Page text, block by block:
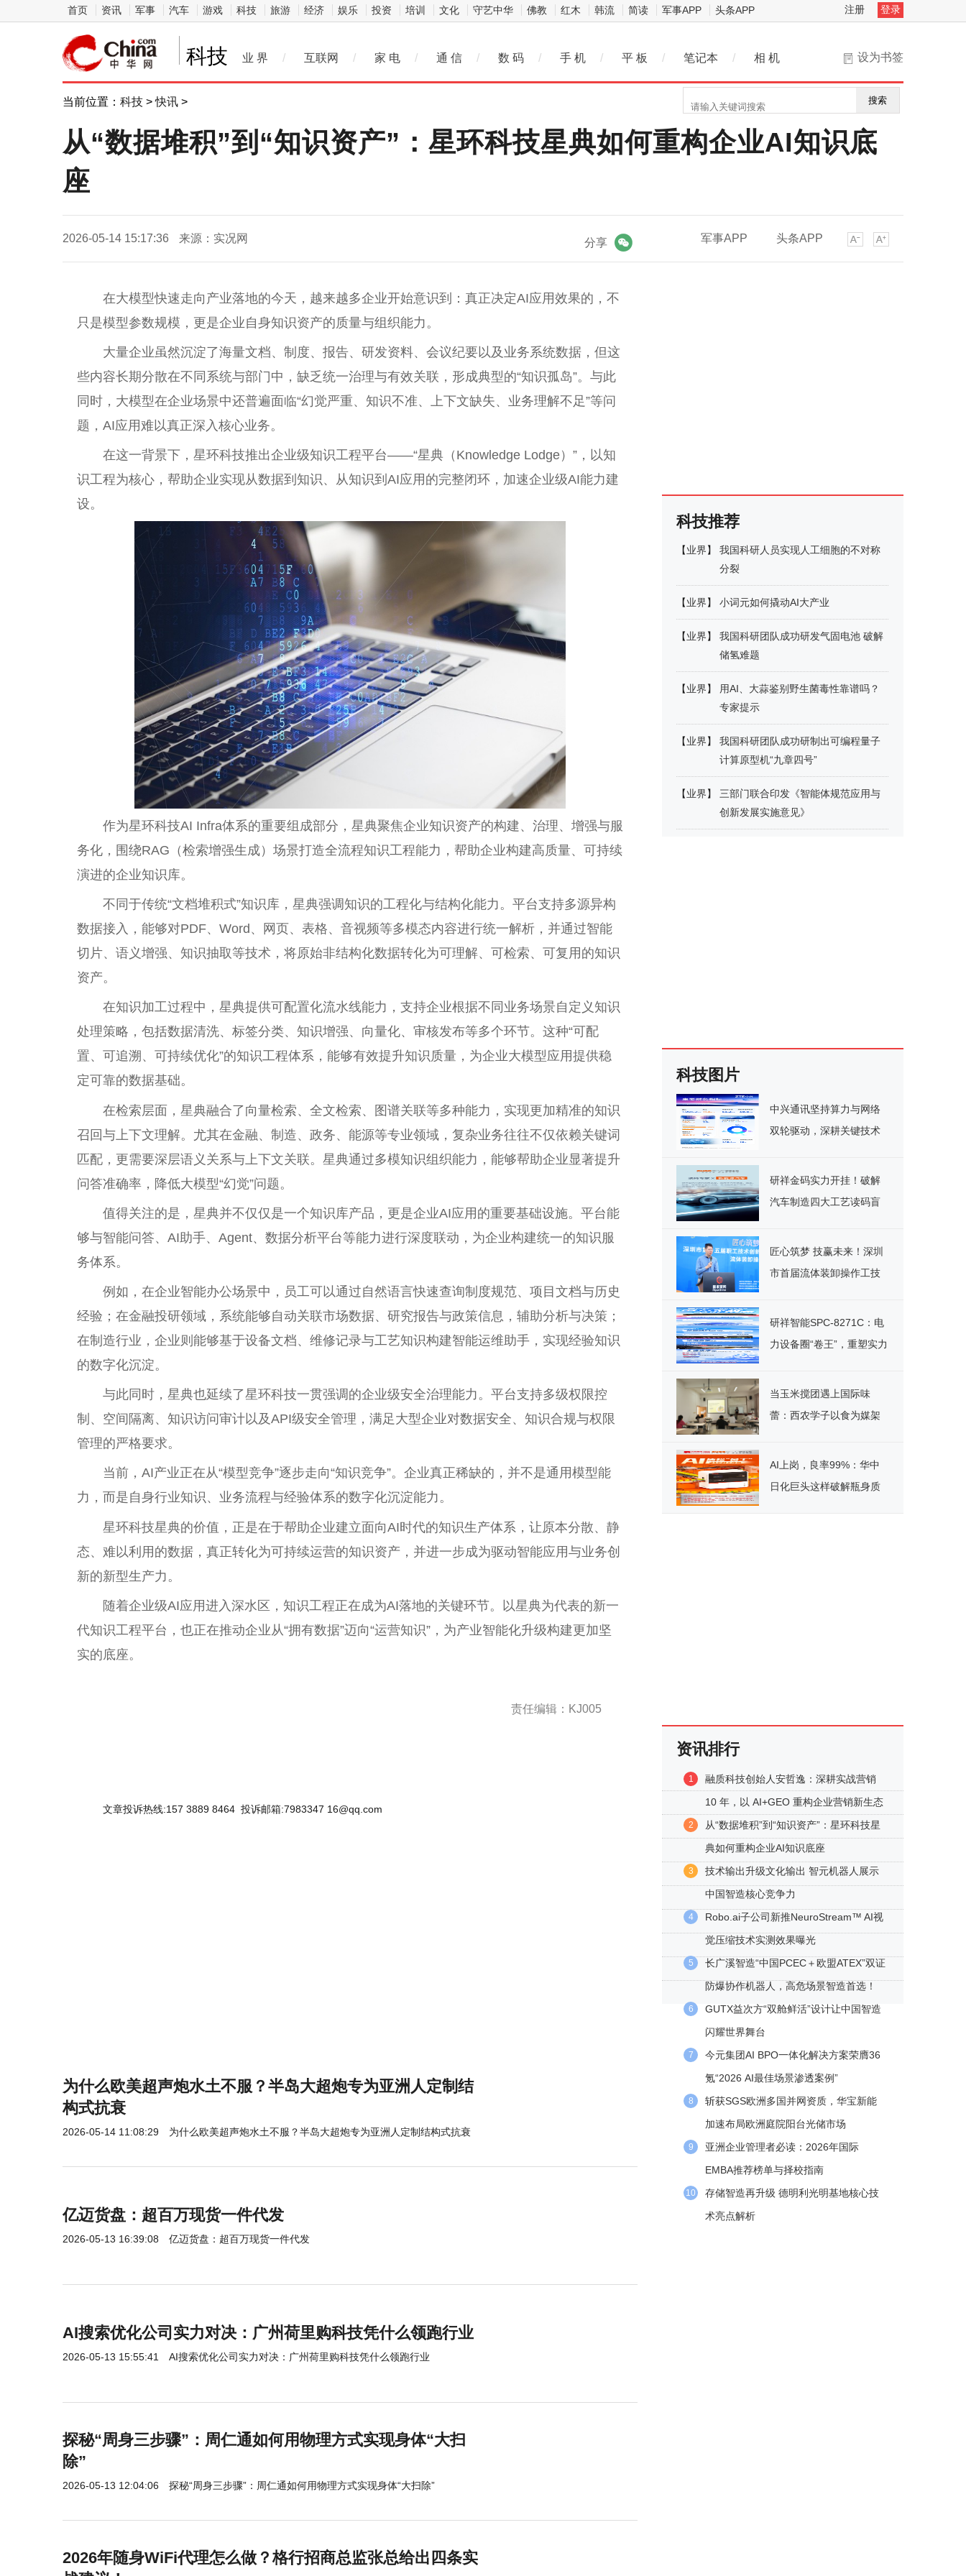
首页 资讯 军事 汽车 游戏 科技 旅游 经济 娱乐 投资 培训 文化 守艺中华 佛教 红木 韩流 简读 军事APP 头条APP 注册 登录
科技 设为书签
业 界 / 互联网 / 家 电 / 通 信 / 数 码 / 手 机 / 平 板 / 笔记本 / 相 机
当前位置： 科技 >快讯 > 搜索
从“数据堆积”到“知识资产”：星环科技星典如何重构企业AI知识底
座
2026-05-14 15:17:36 来源：实况网 军事APP 头条APP
分享
在大模型快速走向产业落地的今天，越来越多企业开始意识到：真正决定AI应用效果的，不
只是模型参数规模，更是企业自身知识资产的质量与组织能力。
大量企业虽然沉淀了海量文档、制度、报告、研发资料、会议纪要以及业务系统数据，但这
些内容长期分散在不同系统与部门中，缺乏统一治理与有效关联，形成典型的“知识孤岛”。与此
同时，大模型在企业场景中还普遍面临“幻觉严重、知识不准、上下文缺失、业务理解不足”等问
题，AI应用难以真正深入核心业务。
在这一背景下，星环科技推出企业级知识工程平台——“星典（Knowledge Lodge）”，以知
识工程为核心，帮助企业实现从数据到知识、从知识到AI应用的完整闭环，加速企业级AI能力建
设。
作为星环科技AI Infra体系的重要组成部分，星典聚焦企业知识资产的构建、治理、增强与服
务化，围绕RAG（检索增强生成）场景打造全流程知识工程能力，帮助企业构建高质量、可持续
演进的企业知识库。
不同于传统“文档堆积式”知识库，星典强调知识的工程化与结构化能力。 平台支持多源异构
数据接入，能够对PDF、Word、网页、表格、音视频等多模态内容进行统一解析，并通过智能
切片、语义增强、知识抽取等技术，将原始非结构化数据转化为可理解、可检索、可复用的知识
资产。
在知识加工过程中，星典提供可配置化流水线能力，支持企业根据不同业务场景自定义知识
处理策略，包括数据清洗、标签分类、知识增强、向量化、审核发布等多个环节。这种“可配
置、可追溯、可持续优化”的知识工程体系，能够有效提升知识质量，为企业大模型应用提供稳
定可靠的数据基础。
在检索层面，星典融合了向量检索、全文检索、图谱关联等多种能力，实现更加精准的知识
召回与上下文理解。尤其在金融、制造、政务、能源等专业领域，复杂业务往往不仅依赖关键词
匹配，更需要深层语义关系与上下文关联。星典通过多模知识组织能力，能够帮助企业显著提升
问答准确率，降低大模型“幻觉”问题。
值得关注的是，星典并不仅仅是一个知识库产品，更是企业AI应用的重要基础设施。 平台能
够与智能问答、AI助手、Agent、数据分析平台等能力进行深度联动，为企业构建统一的知识服
务体系。
例如，在企业智能办公场景中，员工可以通过自然语言快速查询制度规范、项目文档与历史
经验；在金融投研领域，系统能够自动关联市场数据、研究报告与政策信息，辅助分析与决策；
在制造行业，企业则能够基于设备文档、维修记录与工艺知识构建智能运维助手，实现经验知识
的数字化沉淀。
与此同时，星典也延续了星环科技一贯强调的企业级安全治理能力。 平台支持多级权限控
制、空间隔离、知识访问审计以及API级安全管理，满足大型企业对数据安全、知识合规与权限
管理的严格要求。
当前，AI产业正在从“模型竞争”逐步走向“知识竞争”。企业真正稀缺的，并不是通用模型能
力，而是自身行业知识、业务流程与经验体系的数字化沉淀能力。
星环科技星典的价值，正是在于帮助企业建立面向AI时代的知识生产体系，让原本分散、静
态、难以利用的数据，真正转化为可持续运营的知识资产，并进一步成为驱动智能应用与业务创
新的新型生产力。
随着企业级AI应用进入深水区，知识工程正在成为AI落地的关键环节。以星典为代表的新一
代知识工程平台 ，也正在推动企业从“拥有数据”迈向“运营知识”，为产业智能化升级构建更加坚
实的底座。
责任编辑：KJ005
文章投诉热线:157 3889 8464 投诉邮箱:7983347 16@qq.com
为什么欧美超声炮水土不服？半岛大超炮专为亚洲人定制结
构式抗衰
2026-05-14 11:08:29 为什么欧美超声炮水土不服？半岛大超炮专为亚洲人定制结构式抗衰
亿迈货盘：超百万现货一件代发
2026-05-13 16:39:08 亿迈货盘：超百万现货一件代发
AI搜索优化公司实力对决：广州荷里购科技凭什么领跑行业
2026-05-13 15:55:41 AI搜索优化公司实力对决：广州荷里购科技凭什么领跑行业
探秘“周身三步骤”：周仁通如何用物理方式实现身体“大扫
除”
2026-05-13 12:04:06 探秘“周身三步骤”：周仁通如何用物理方式实现身体“大扫除”
2026年随身WiFi代理怎么做？格行招商总监张总给出四条实
科技推荐
【业界】
我国科研人员实现人工细胞的不对称
分裂
【业界】 小词元如何撬动AI大产业
【业界】
我国科研团队成功研发气固电池 破解
储氢难题
【业界】
用AI、大蒜鉴别野生菌毒性靠谱吗？
专家提示
【业界】
我国科研团队成功研制出可编程量子
计算原型机“九章四号”
【业界】
三部门联合印发《智能体规范应用与
创新发展实施意见》
科技图片
中兴通讯坚持算力与网络
双轮驱动，深耕关键技术
研祥金码实力开挂！破解
汽车制造四大工艺读码盲
匠心筑梦 技赢未来！深圳
市首届流体装卸操作工技
研祥智能SPC-8271C：电
力设备圈“卷王”，重塑实力
当玉米搅团遇上国际味
蕾：西农学子以食为媒架
AI上岗，良率99%：华中
日化巨头这样破解瓶身质
资讯排行
1
融质科技创始人安哲逸：深耕实战营销
10 年，以 AI+GEO 重构企业营销新生态
2
从“数据堆积”到“知识资产”：星环科技星
典如何重构企业AI知识底座
3
技术输出升级文化输出 智元机器人展示
中国智造核心竞争力
4
Robo.ai子公司新推NeuroStream™ AI视
觉压缩技术实测效果曝光
5
长广溪智造“中国PCEC＋欧盟ATEX”双证
防爆协作机器人，高危场景智造首选！
6
GUTX益次方“双舱鲜活”设计让中国智造
闪耀世界舞台
7
今元集团AI BPO一体化解决方案荣膺36
氪“2026 AI最佳场景渗透案例”
8
斩获SGS欧洲多国并网资质，华宝新能
加速布局欧洲庭院阳台光储市场
9
亚洲企业管理者必读：2026年国际
EMBA推荐榜单与择校指南
10
存储智造再升级 德明利光明基地核心技
术亮点解析